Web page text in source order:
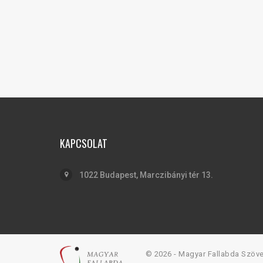
KAPCSOLAT
1022 Budapest, Marczibányi tér 13.
© 2026 - Magyar Fallabda